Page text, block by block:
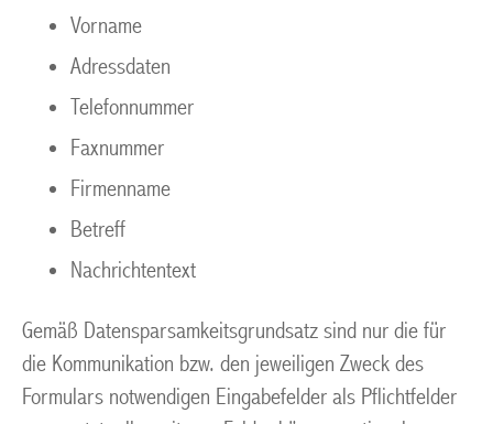
Vorname
Adressdaten
Telefonnummer
Faxnummer
Firmenname
Betreff
Nachrichtentext
Gemäß Datensparsamkeitsgrundsatz sind nur die für
die Kommunikation bzw. den jeweiligen Zweck des
Formulars notwendigen Eingabefelder als Pflichtfelder